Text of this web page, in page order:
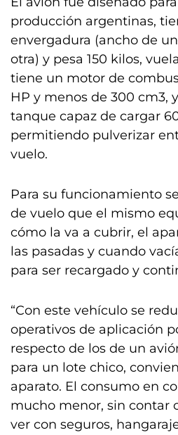
producción argentinas,
envergadura (ancho de
otra) y pesa 150 kilos,
tiene un motor de
HP y menos de 300 cm3,
tanque capaz de cargar
permitiendo pulverizar
vuelo.
Para su funcionamiento
de vuelo que el mismo
cómo la va a cubrir, el
las pasadas y cuando
para ser recargado y
“Con este vehículo se
operativos de aplicación
respecto de los de un
para un lote chico,
aparato. El consumo en
mucho menor, sin contar
ver con seguros,